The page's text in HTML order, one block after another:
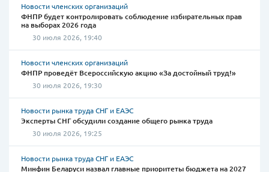
Новости членских организаций
ФНПР будет контролировать соблюдение избирательных прав
на выборах 2026 года
30 июля 2026, 19:40
Новости членских организаций
ФНПР проведёт Всероссийскую акцию «За достойный труд!»
30 июля 2026, 19:30
Новости рынка труда СНГ и ЕАЭС
Эксперты СНГ обсудили создание общего рынка труда
30 июля 2026, 19:25
Новости рынка труда СНГ и ЕАЭС
Минфин Беларуси назвал главные приоритеты бюджета на 2027